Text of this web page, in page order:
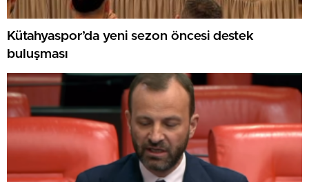
Kütahyaspor’da yeni sezon öncesi destek
buluşması